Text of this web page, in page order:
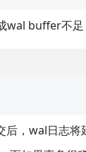
buffer不
，wal日志